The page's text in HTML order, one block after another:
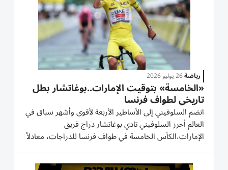
رياضة26 يوليو 2026
«الخامسة» بتوقيت الإمارات..بوغاتشار بطل
تاريخي لطواف فرنسا
انضم السلوفيني إلى الأساطير الأربعة لأقوى وأشهر سباق في
العالم أحرز السلوفيني تادي بوغاتشار دراج فريق
الإمارات،الكأس الخامسة في طواف فرنسا للدراجات، معادلاً
رقماً قياسياً، وبات ضمن قائمة أساطير السباق الذي انطلق
عام 1903 ويعد الأشهر والأصعب في العالم. وكانت المرحلة